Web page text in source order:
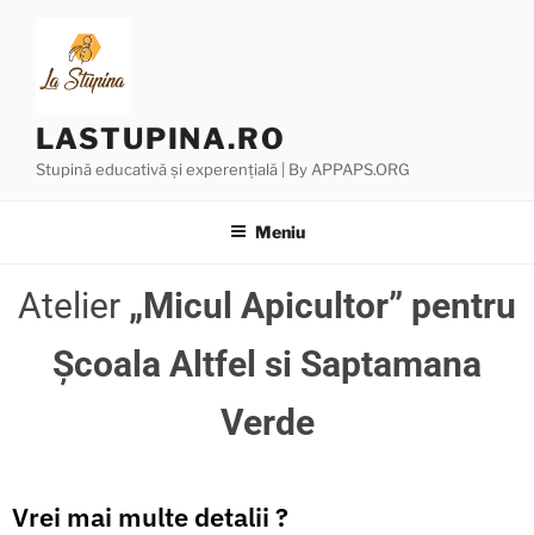
LASTUPINA.RO
Stupină educativă și experențială | By APPAPS.ORG
Meniu
Atelier „Micul Apicultor” pentru
Școala Altfel si Saptamana
Verde
Vrei mai multe detalii ?